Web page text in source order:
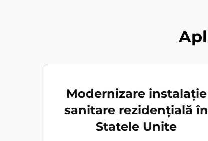
Modernizare instalație
sanitare rezidențială în
Statele Unite